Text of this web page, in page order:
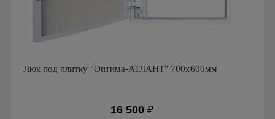
Люк под плитку "Оптима-АТЛАНТ" 700х600мм
16 500 ₽